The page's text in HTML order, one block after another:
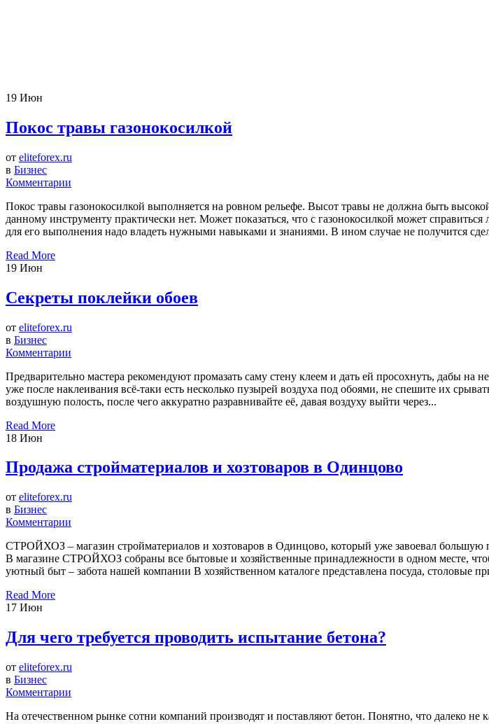
19 Июн
Покос травы газонокосилкой
от eliteforex.ru
в Бизнес
Комментарии
Покос травы газонокосилкой выполняется на ровном рельефе. Высот травы не должна быть
данному инструменту практически нет. Может показаться, что с газонокосилкой может
для его выполнения надо владеть нужными навыками и знаниями. В ином случае не получится
Read More
19 Июн
Секреты поклейки обоев
от eliteforex.ru
в Бизнес
Комментарии
Предварительно мастера рекомендуют промазать саму стену клеем и дать ей просохнуть, дабы на
уже после наклеивания всё-таки есть несколько пузырей воздуха под обоями, не спешите их
воздушную полость, после чего аккуратно разравнивайте её, давая воздуху выйти через...
Read More
18 Июн
Продажа стройматериалов и хозтоваров в Одинцово
от eliteforex.ru
в Бизнес
Комментарии
СТРОЙХОЗ – магазин стройматериалов и хозтоваров в Одинцово, который уже завоевал большую
В магазине СТРОЙХОЗ собраны все бытовые и хозяйственные принадлежности в одном месте,
уютный быт – забота нашей компании В хозяйственном каталоге представлена посуда, столовые
Read More
17 Июн
Для чего требуется проводить испытание бетона?
от eliteforex.ru
в Бизнес
Комментарии
На отечественном рынке сотни компаний производят и поставляют бетон. Понятно, что далеко не